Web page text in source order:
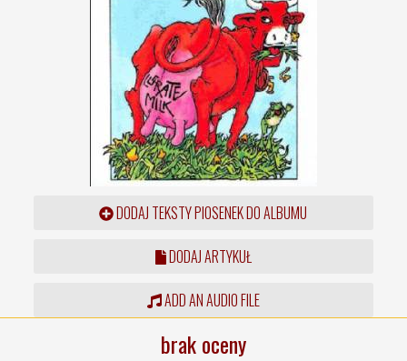
DODAJ TEKSTY PIOSENEK DO ALBUMU
DODAJ ARTYKUŁ
ADD AN AUDIO FILE
brak oceny